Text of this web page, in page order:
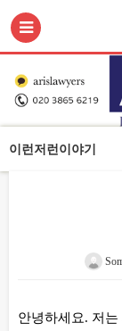
이런저런이야기
안녕하세요. 저